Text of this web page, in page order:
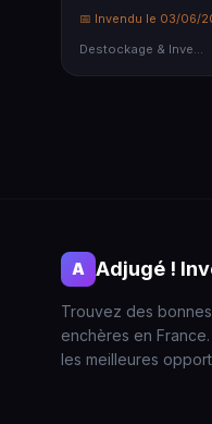
📅 Invendu le 03/06/
A Adjugé !
Trouvez des
enchères en
les meilleures